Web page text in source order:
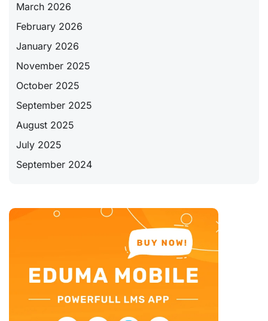
March 2026
February 2026
January 2026
November 2025
October 2025
September 2025
August 2025
July 2025
September 2024